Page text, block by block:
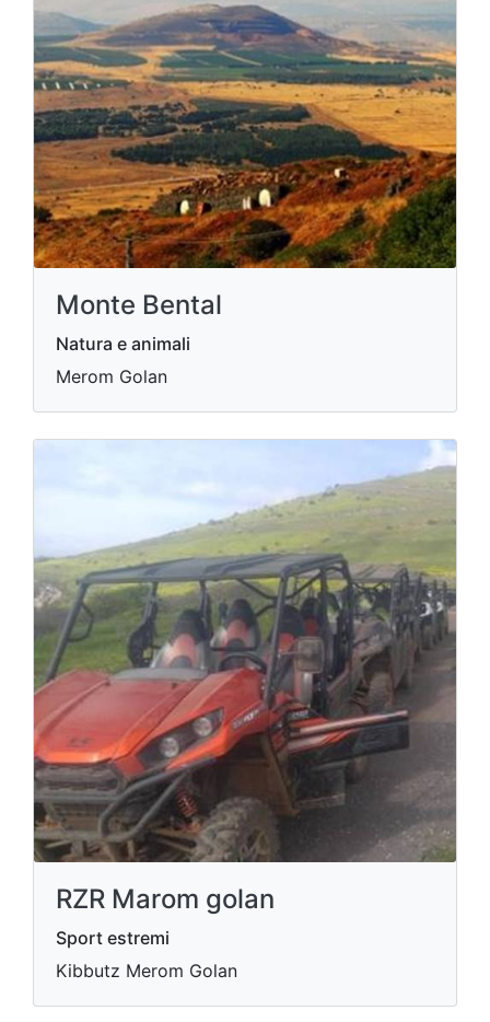
Monte Bental
Natura e animali
Merom Golan
RZR Marom golan
Sport estremi
Kibbutz Merom Golan